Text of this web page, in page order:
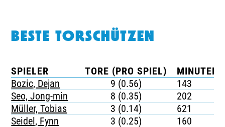
BESTE TORSCHÜTZEN
SPIELER TORE (PRO SPIEL)
MINUTEN
Bozic, Dejan
9 (0.56)
143
Seo, Jong-min
8 (0.35)
202
Müller, Tobias
3 (0.14)
621
Seidel, Fynn
3 (0.25)
160